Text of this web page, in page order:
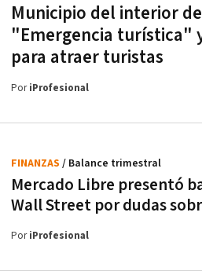
Municipio del interior
"Emergencia turística"
para atraer turistas
PoriProfesional
Mercado Libre presentó
Wall Street por dudas
FINANZAS / Balance trimestral
PoriProfesional